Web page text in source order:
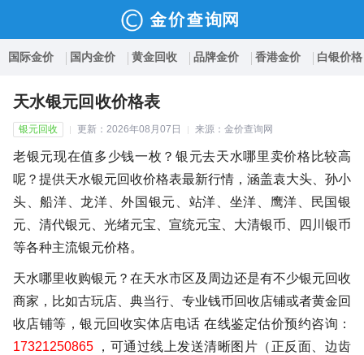
国际金价 国内金价 黄金回收 品牌金价 香港金价 白银价格
天水银元回收价格表
银元回收 更新：2026年08月07日 来源：金价查询网
老银元现在值多少钱一枚？银元去天水哪里卖价格比较高
呢？提供天水银元回收价格表最新行情，涵盖袁大头、孙小
头、船洋、龙洋、外国银元、站洋、坐洋、鹰洋、民国银
元、清代银元、光绪元宝、宣统元宝、大清银币、四川银币
等各种主流银元价格。
天水哪里收购银元？在天水市区及周边还是有不少银元回收
商家，比如古玩店、典当行、专业钱币回收店铺或者黄金回
收店铺等，银元回收实体店电话 在线鉴定估价预约咨询：
17321250865
，可通过线上发送清晰图片（正反面、边齿